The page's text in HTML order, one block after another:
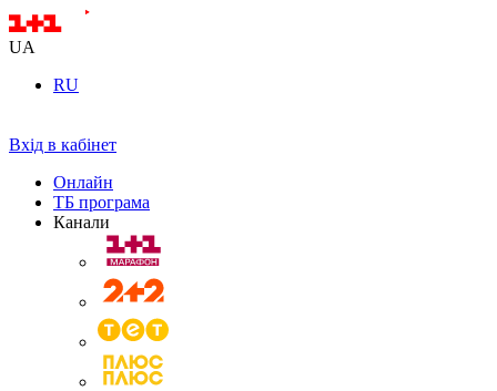
UA
RU
Вхід в кабінет
Онлайн
ТБ програма
Канали